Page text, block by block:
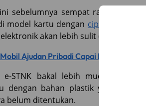
sebelumnya sempat ramai pada
model kartu dengan cip
akan lebih sulit dilakukan.
Ajudan Pribadi Capai Milyaran
e-STNK bakal lebih mudah
dengan bahan plastik yang keras.
belum ditentukan.